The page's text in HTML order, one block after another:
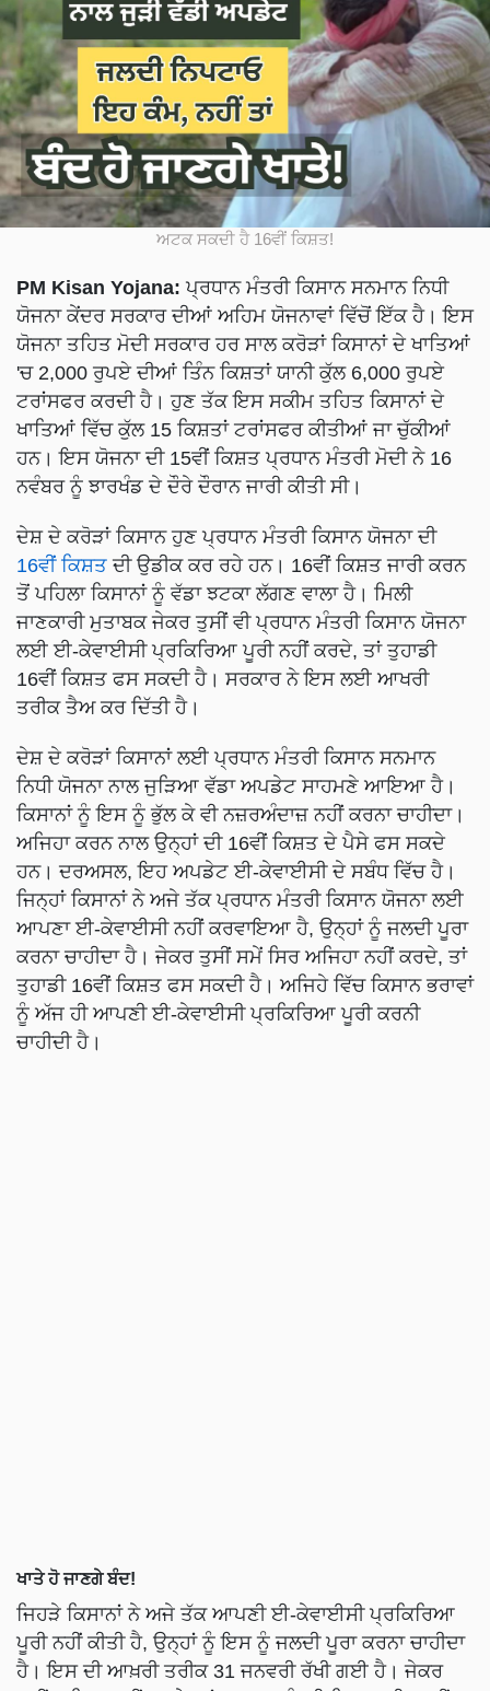
ਅਟਕ ਸਕਦੀ ਹੈ 16ਵੀਂ ਕਿਸ਼ਤ!
PM Kisan Yojana: ਪ੍ਰਧਾਨ ਮੰਤਰੀ ਕਿਸਾਨ ਸਨਮਾਨ ਨਿਧੀ
ਯੋਜਨਾ ਕੇਂਦਰ ਸਰਕਾਰ ਦੀਆਂ ਅਹਿਮ ਯੋਜਨਾਵਾਂ ਵਿੱਚੋਂ ਇੱਕ ਹੈ। ਇਸ
ਯੋਜਨਾ ਤਹਿਤ ਮੋਦੀ ਸਰਕਾਰ ਹਰ ਸਾਲ ਕਰੋੜਾਂ ਕਿਸਾਨਾਂ ਦੇ ਖਾਤਿਆਂ
'ਚ 2,000 ਰੁਪਏ ਦੀਆਂ ਤਿੰਨ ਕਿਸ਼ਤਾਂ ਯਾਨੀ ਕੁੱਲ 6,000 ਰੁਪਏ
ਟਰਾਂਸਫਰ ਕਰਦੀ ਹੈ। ਹੁਣ ਤੱਕ ਇਸ ਸਕੀਮ ਤਹਿਤ ਕਿਸਾਨਾਂ ਦੇ
ਖਾਤਿਆਂ ਵਿੱਚ ਕੁੱਲ 15 ਕਿਸ਼ਤਾਂ ਟਰਾਂਸਫਰ ਕੀਤੀਆਂ ਜਾ ਚੁੱਕੀਆਂ
ਹਨ। ਇਸ ਯੋਜਨਾ ਦੀ 15ਵੀਂ ਕਿਸ਼ਤ ਪ੍ਰਧਾਨ ਮੰਤਰੀ ਮੋਦੀ ਨੇ 16
ਨਵੰਬਰ ਨੂੰ ਝਾਰਖੰਡ ਦੇ ਦੌਰੇ ਦੌਰਾਨ ਜਾਰੀ ਕੀਤੀ ਸੀ।
ਦੇਸ਼ ਦੇ ਕਰੋੜਾਂ ਕਿਸਾਨ ਹੁਣ ਪ੍ਰਧਾਨ ਮੰਤਰੀ ਕਿਸਾਨ ਯੋਜਨਾ ਦੀ
16ਵੀਂ ਕਿਸ਼ਤ ਦੀ ਉਡੀਕ ਕਰ ਰਹੇ ਹਨ। 16ਵੀਂ ਕਿਸ਼ਤ ਜਾਰੀ ਕਰਨ
ਤੋਂ ਪਹਿਲਾ ਕਿਸਾਨਾਂ ਨੂੰ ਵੱਡਾ ਝਟਕਾ ਲੱਗਣ ਵਾਲਾ ਹੈ। ਮਿਲੀ
ਜਾਣਕਾਰੀ ਮੁਤਾਬਕ ਜੇਕਰ ਤੁਸੀਂ ਵੀ ਪ੍ਰਧਾਨ ਮੰਤਰੀ ਕਿਸਾਨ ਯੋਜਨਾ
ਲਈ ਈ-ਕੇਵਾਈਸੀ ਪ੍ਰਕਿਰਿਆ ਪੂਰੀ ਨਹੀਂ ਕਰਦੇ, ਤਾਂ ਤੁਹਾਡੀ
16ਵੀਂ ਕਿਸ਼ਤ ਫਸ ਸਕਦੀ ਹੈ। ਸਰਕਾਰ ਨੇ ਇਸ ਲਈ ਆਖਰੀ
ਤਰੀਕ ਤੈਅ ਕਰ ਦਿੱਤੀ ਹੈ।
ਦੇਸ਼ ਦੇ ਕਰੋੜਾਂ ਕਿਸਾਨਾਂ ਲਈ ਪ੍ਰਧਾਨ ਮੰਤਰੀ ਕਿਸਾਨ ਸਨਮਾਨ
ਨਿਧੀ ਯੋਜਨਾ ਨਾਲ ਜੁੜਿਆ ਵੱਡਾ ਅਪਡੇਟ ਸਾਹਮਣੇ ਆਇਆ ਹੈ।
ਕਿਸਾਨਾਂ ਨੂੰ ਇਸ ਨੂੰ ਭੁੱਲ ਕੇ ਵੀ ਨਜ਼ਰਅੰਦਾਜ਼ ਨਹੀਂ ਕਰਨਾ ਚਾਹੀਦਾ।
ਅਜਿਹਾ ਕਰਨ ਨਾਲ ਉਨ੍ਹਾਂ ਦੀ 16ਵੀਂ ਕਿਸ਼ਤ ਦੇ ਪੈਸੇ ਫਸ ਸਕਦੇ
ਹਨ। ਦਰਅਸਲ, ਇਹ ਅਪਡੇਟ ਈ-ਕੇਵਾਈਸੀ ਦੇ ਸਬੰਧ ਵਿੱਚ ਹੈ।
ਜਿਨ੍ਹਾਂ ਕਿਸਾਨਾਂ ਨੇ ਅਜੇ ਤੱਕ ਪ੍ਰਧਾਨ ਮੰਤਰੀ ਕਿਸਾਨ ਯੋਜਨਾ ਲਈ
ਆਪਣਾ ਈ-ਕੇਵਾਈਸੀ ਨਹੀਂ ਕਰਵਾਇਆ ਹੈ, ਉਨ੍ਹਾਂ ਨੂੰ ਜਲਦੀ ਪੂਰਾ
ਕਰਨਾ ਚਾਹੀਦਾ ਹੈ। ਜੇਕਰ ਤੁਸੀਂ ਸਮੇਂ ਸਿਰ ਅਜਿਹਾ ਨਹੀਂ ਕਰਦੇ, ਤਾਂ
ਤੁਹਾਡੀ 16ਵੀਂ ਕਿਸ਼ਤ ਫਸ ਸਕਦੀ ਹੈ। ਅਜਿਹੇ ਵਿੱਚ ਕਿਸਾਨ ਭਰਾਵਾਂ
ਨੂੰ ਅੱਜ ਹੀ ਆਪਣੀ ਈ-ਕੇਵਾਈਸੀ ਪ੍ਰਕਿਰਿਆ ਪੂਰੀ ਕਰਨੀ
ਚਾਹੀਦੀ ਹੈ।
ਖਾਤੇ ਹੋ ਜਾਣਗੇ ਬੰਦ!
ਜਿਹੜੇ ਕਿਸਾਨਾਂ ਨੇ ਅਜੇ ਤੱਕ ਆਪਣੀ ਈ-ਕੇਵਾਈਸੀ ਪ੍ਰਕਿਰਿਆ
ਪੂਰੀ ਨਹੀਂ ਕੀਤੀ ਹੈ, ਉਨ੍ਹਾਂ ਨੂੰ ਇਸ ਨੂੰ ਜਲਦੀ ਪੂਰਾ ਕਰਨਾ ਚਾਹੀਦਾ
ਹੈ। ਇਸ ਦੀ ਆਖ਼ਰੀ ਤਰੀਕ 31 ਜਨਵਰੀ ਰੱਖੀ ਗਈ ਹੈ। ਜੇਕਰ